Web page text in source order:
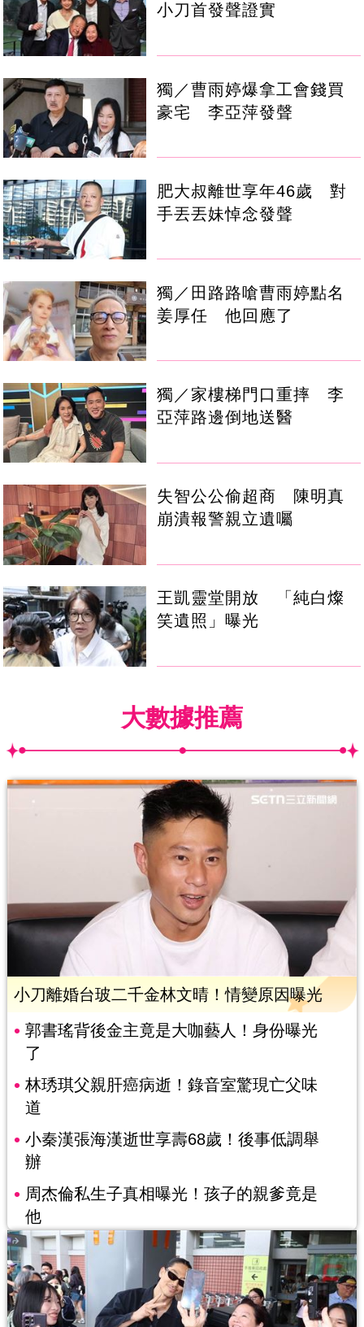
小刀首發聲證實
獨／曹雨婷爆拿工會錢買
豪宅 李亞萍發聲
肥大叔離世享年46歲 對
手丟丟妹悼念發聲
獨／田路路嗆曹雨婷點名
姜厚任 他回應了
獨／家樓梯門口重摔 李
亞萍路邊倒地送醫
失智公公偷超商 陳明真
崩潰報警親立遺囑
王凱靈堂開放 「純白燦
笑遺照」曝光
大數據推薦
小刀離婚台玻二千金林文晴！情變原因曝光
郭書瑤背後金主竟是大咖藝人！身份曝光
了
林琇琪父親肝癌病逝！錄音室驚現亡父味
道
小秦漢張海漢逝世享壽68歲！後事低調舉
辦
周杰倫私生子真相曝光！孩子的親爹竟是
他